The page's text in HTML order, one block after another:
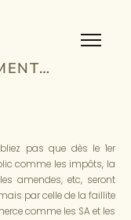
pas que dès le 1er
comme les impôts, la
amendes, etc, seront
par celle de la faillite
comme les SA et les